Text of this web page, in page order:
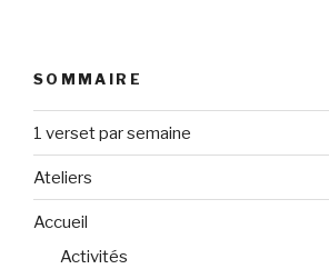
SOMMAIRE
1 verset par semaine
Ateliers
Accueil
Activités